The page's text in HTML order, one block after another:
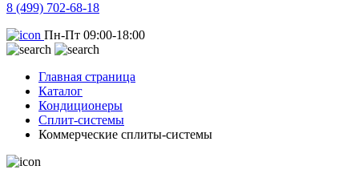
8 (499) 702-68-18
Пн-Пт 09:00-18:00
Главная страница
Каталог
Кондиционеры
Сплит-системы
Коммерческие сплиты-системы